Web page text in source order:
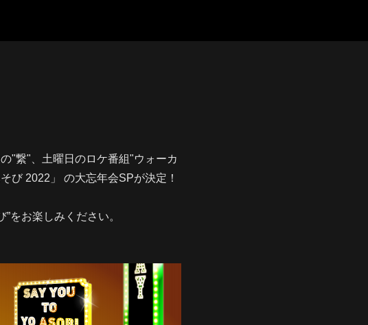
"繋"、土曜日のロケ番組"ウォーカ
び 2022」 の大忘年会SPが決定！
をお楽しみください。